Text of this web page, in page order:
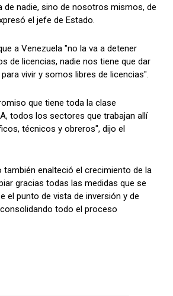
de nadie, sino de nosotros mismos, de
el jefe de Estado.
a Venezuela "no la va a detener
de licencias, nadie nos tiene que dar
vivir y somos libres de licencias".
que tiene toda la clase
todos los sectores que trabajan allí
técnicos y obreros", dijo el
también enalteció el crecimiento de la
gracias todas las medidas que se
el punto de vista de inversión y de
todo el proceso